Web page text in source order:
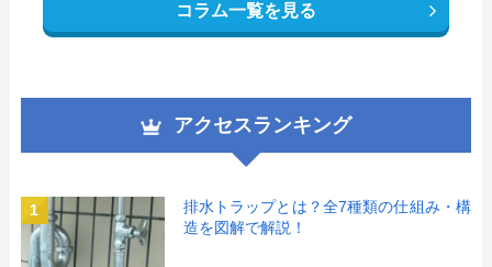
コラム一覧を見る
アクセスランキング
1
排水トラップとは？全7種類の仕組み・構
造を図解で解説！